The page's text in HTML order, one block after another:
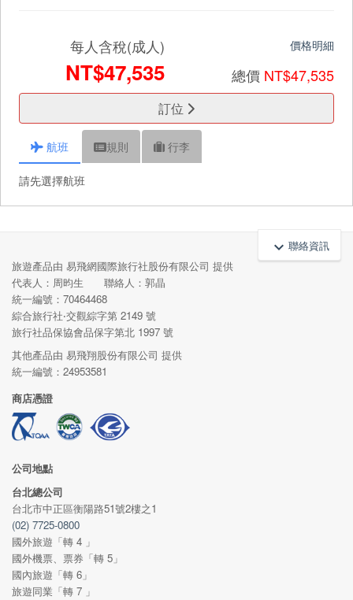
每人含稅(成人)
NT$47,535
價格明細
總價 NT$47,535
訂位
航班 規則 行李
請先選擇航班
keyboard_arrow_up 聯絡資訊
旅遊產品由 易飛網國際旅行社股份有限公司 提供
代表人：周昀生 聯絡人：郭晶
統一編號：70464468
綜合旅行社‧交觀綜字第 2149 號
旅行社品保協會品保字第北 1997 號
其他產品由 易飛翔股份有限公司 提供
統一編號：24953581
商店憑證
公司地點
台北總公司
台北市中正區衡陽路51號2樓之1
(02) 7725-0800
國外旅遊「轉 4 」
國外機票、票券「轉 5」
國內旅遊「轉 6」
旅遊同業「轉 7 」